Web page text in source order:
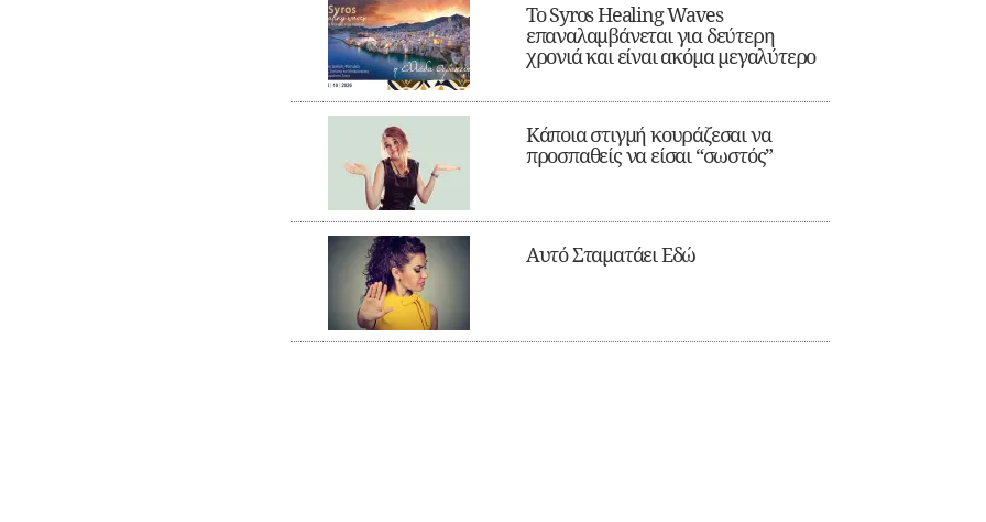
Το Syros Healing Waves
επαναλαμβάνεται για δεύτερη
χρονιά και είναι ακόμα μεγαλύτερο
Κάποια στιγμή κουράζεσαι να
προσπαθείς να είσαι “σωστός”
Αυτό Σταματάει Εδώ